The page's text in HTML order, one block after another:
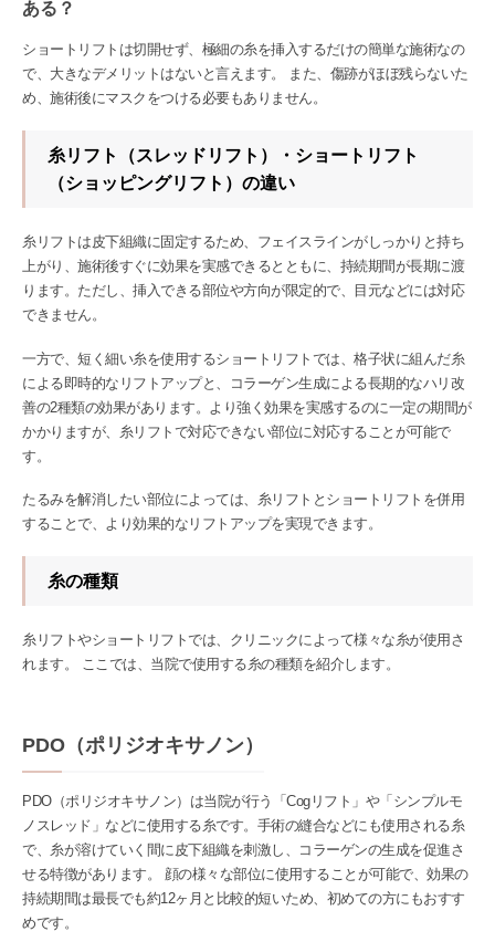
ある？
ショートリフトは切開せず、極細の糸を挿入するだけの簡単な施術なの
で、大きなデメリットはないと言えます。 また、傷跡がほぼ残らないた
め、施術後にマスクをつける必要もありません。
糸リフト（スレッドリフト）・ショートリフト
（ショッピングリフト）の違い
糸リフトは皮下組織に固定するため、フェイスラインがしっかりと持ち
上がり、施術後すぐに効果を実感できるとともに、持続期間が長期に渡
ります。ただし、挿入できる部位や方向が限定的で、目元などには対応
できません。
一方で、短く細い糸を使用するショートリフトでは、格子状に組んだ糸
による即時的なリフトアップと、コラーゲン生成による長期的なハリ改
善の2種類の効果があります。より強く効果を実感するのに一定の期間が
かかりますが、糸リフトで対応できない部位に対応することが可能で
す。
たるみを解消したい部位によっては、糸リフトとショートリフトを併用
することで、より効果的なリフトアップを実現できます。
糸の種類
糸リフトやショートリフトでは、クリニックによって様々な糸が使用さ
れます。 ここでは、当院で使用する糸の種類を紹介します。
PDO（ポリジオキサノン）
PDO（ポリジオキサノン）は当院が行う「Cogリフト」や「シンプルモ
ノスレッド」などに使用する糸です。手術の縫合などにも使用される糸
で、糸が溶けていく間に皮下組織を刺激し、コラーゲンの生成を促進さ
せる特徴があります。 顔の様々な部位に使用することが可能で、効果の
持続期間は最長でも約12ヶ月と比較的短いため、初めての方にもおすす
めです。